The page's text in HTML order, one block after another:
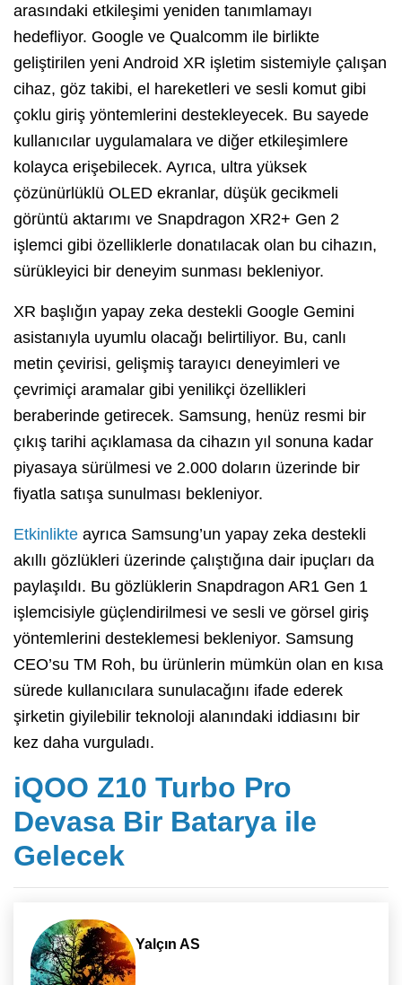
arasındaki etkileşimi yeniden tanımlamayı
hedefliyor. Google ve Qualcomm ile birlikte
geliştirilen yeni Android XR işletim sistemiyle çalışan
cihaz, göz takibi, el hareketleri ve sesli komut gibi
çoklu giriş yöntemlerini destekleyecek. Bu sayede
kullanıcılar uygulamalara ve diğer etkileşimlere
kolayca erişebilecek. Ayrıca, ultra yüksek
çözünürlüklü OLED ekranlar, düşük gecikmeli
görüntü aktarımı ve Snapdragon XR2+ Gen 2
işlemci gibi özelliklerle donatılacak olan bu cihazın,
sürükleyici bir deneyim sunması bekleniyor.
XR başlığın yapay zeka destekli Google Gemini
asistanıyla uyumlu olacağı belirtiliyor. Bu, canlı
metin çevirisi, gelişmiş tarayıcı deneyimleri ve
çevrimiçi aramalar gibi yenilikçi özellikleri
beraberinde getirecek. Samsung, henüz resmi bir
çıkış tarihi açıklamasa da cihazın yıl sonuna kadar
piyasaya sürülmesi ve 2.000 doların üzerinde bir
fiyatla satışa sunulması bekleniyor.
Etkinlikte ayrıca Samsung’un yapay zeka destekli
akıllı gözlükleri üzerinde çalıştığına dair ipuçları da
paylaşıldı. Bu gözlüklerin Snapdragon AR1 Gen 1
işlemcisiyle güçlendirilmesi ve sesli ve görsel giriş
yöntemlerini desteklemesi bekleniyor. Samsung
CEO’su TM Roh, bu ürünlerin mümkün olan en kısa
sürede kullanıcılara sunulacağını ifade ederek
şirketin giyilebilir teknoloji alanındaki iddiasını bir
kez daha vurguladı.
iQOO Z10 Turbo Pro
Devasa Bir Batarya ile
Gelecek
Yalçın AS